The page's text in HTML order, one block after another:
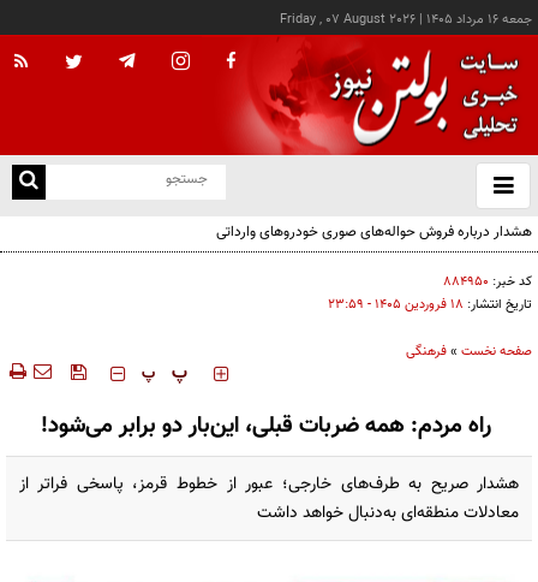
جمعه ۱۶ مرداد ۱۴۰۵ |
Friday , 07 August 2026
باز
و
هشدار درباره فروش حواله‌های صوری خودروهای وارداتی
کد خبر: ۸۸۴۹۵۰
تاریخ انتشار: ۱۸ فروردين ۱۴۰۵ - ۲۳:۵۹
صفحه نخست »فرهنگی
‍‍‍ پ پ
راه مردم: همه ضربات قبلی، این‌بار دو برابر می‌شود!
هشدار صریح به طرف‌های خارجی؛ عبور از خطوط قرمز، پاسخی فراتر از
معادلات منطقه‌ای به‌دنبال خواهد داشت